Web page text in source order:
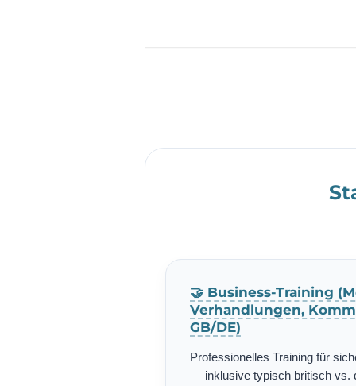
🤝 Business-Training
Verhandlungen,
GB/DE)
Professionelles Training für
— inklusive typisch britisch vs.